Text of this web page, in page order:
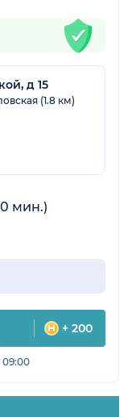
д 15
(1.8 км)
мин.)
+ 200
09:00